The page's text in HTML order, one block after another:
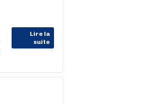
Lire la
suite